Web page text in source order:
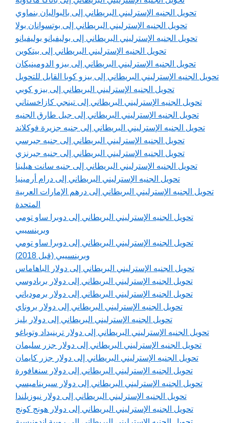
تحويل الجنيه الإسترليني البريطاني إلى بالبواليان بنماوي
تحويل الجنيه الإسترليني البريطاني إلى بوتسوانان بولا
تحويل الجنيه الإسترليني البريطاني إلى بوليفيانو بوليفيانو
تحويل الجنيه الإسترليني البريطاني إلى بيتكوين
تحويل الجنيه الإسترليني البريطاني إلى بيزو الدومينيكان
تحويل الجنيه الإسترليني البريطاني إلى بيزو كوبا القابل للتحويل
تحويل الجنيه الإسترليني البريطاني إلى بيزو كوبي
تحويل الجنيه الإسترليني البريطاني إلى تينجي كازاخستاني
تحويل الجنيه الإسترليني البريطاني إلى جبل طارق الجنيه
تحويل الجنيه الإسترليني البريطاني إلى جنيه جزيرة فوكلاند
تحويل الجنيه الإسترليني البريطاني إلى جنيه جيرسي
تحويل الجنيه الإسترليني البريطاني إلى جنيه جيرنزي
تحويل الجنيه الإسترليني البريطاني إلى جنيه سانت هيلينا
تحويل الجنيه الإسترليني البريطاني إلى درام أرمينيا
تحويل الجنيه الإسترليني البريطاني إلى درهم الإمارات العربية
المتحدة
تحويل الجنيه الإسترليني البريطاني إلى دوبرا ساو تومي
وبرينسيبي
تحويل الجنيه الإسترليني البريطاني إلى دوبرا ساو تومي
وبرينسيبي (قبل 2018)
تحويل الجنيه الإسترليني البريطاني إلى دولار الباهاماس
تحويل الجنيه الإسترليني البريطاني إلى دولار بربادوسي
تحويل الجنيه الإسترليني البريطاني إلى دولار برمودياني
تحويل الجنيه الإسترليني البريطاني إلى دولار بروناي
تحويل الجنيه الإسترليني البريطاني إلى دولار بليز
تحويل الجنيه الإسترليني البريطاني إلى دولار ترينيداد وتوباغو
تحويل الجنيه الإسترليني البريطاني إلى دولار جزر سليمان
تحويل الجنيه الإسترليني البريطاني إلى دولار جزر كايمان
تحويل الجنيه الإسترليني البريطاني إلى دولار سنغافورة
تحويل الجنيه الإسترليني البريطاني إلى دولار سيريناميسي
تحويل الجنيه الإسترليني البريطاني إلى دولار نيوزيلندا
تحويل الجنيه الإسترليني البريطاني إلى دولار هونج كونج